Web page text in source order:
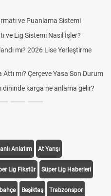
ve Puanlama Sistemi
ve Lig Sistemi Nasıl İşler?
mı? 2026 Lise Yerleştirme
mı? Çerçeve Yasa Son Durum
karga ne anlama gelir?
Anlatım At Yarışı
Lig Fikstür Süper Lig Haberleri
Beşiktaş Trabzonspor